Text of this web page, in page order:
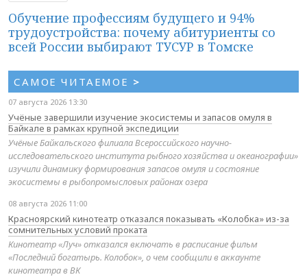
Обучение профессиям будущего и 94%
трудоустройства: почему абитуриенты со
всей России выбирают ТУСУР в Томске
САМОЕ ЧИТАЕМОЕ >
07 августа 2026 13:30
Учёные завершили изучение экосистемы и запасов омуля в
Байкале в рамках крупной экспедиции
Учёные Байкальского филиала Всероссийского научно-
исследовательского института рыбного хозяйства и океанографии»
изучили динамику формирования запасов омуля и состояние
экосистемы в рыбопромысловых районах озера
08 августа 2026 11:00
Красноярский кинотеатр отказался показывать «Колобка» из-за
сомнительных условий проката
Кинотеатр «Луч» отказался включать в расписание фильм
«Последний богатырь. Колобок», о чем сообщили в аккаунте
кинотеатра в ВК